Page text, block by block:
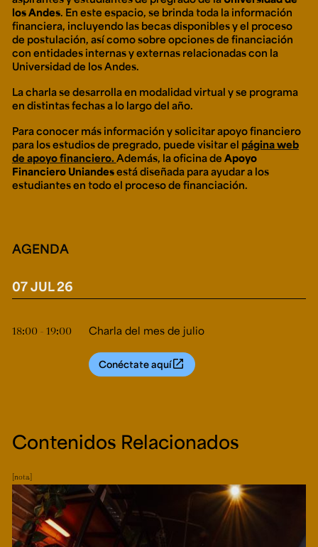
Configuración de cookies
Universidad de los Andes | Vigilada Mineducación.
de mayo de 1964. Reconocimiento de personería jurídica:
Resolución 28 del 23 de febrero de 1949, Minjusticia.
Acreditación institucional de alta calidad, 10 años:
Resolución 000194 del 16 de enero del 2025.
Ext. 2626
Posgrados
Ext. 4925
Educación
Continua
Ext. 4795
los Andes. En este espacio, se brinda toda la información
financiera, incluyendo las becas disponibles y el proceso
de postulación, así como sobre opciones de financiación
con entidades internas y externas relacionadas con la
Universidad de los Andes.
La charla se desarrolla en modalidad virtual y se programa
en distintas fechas a lo largo del año.
Para conocer más información y solicitar apoyo financiero
para los estudios de pregrado, puede visitar el página web
de apoyo financiero. Además, la oficina de Apoyo
Financiero Uniandesestá diseñada para ayudar a los
estudiantes en todo el proceso de financiación.
AGENDA
07 JUL 26
18:00 - 19:00 Charla del mes de julio
Conéctate aquí
Contenidos Relacionados
nota